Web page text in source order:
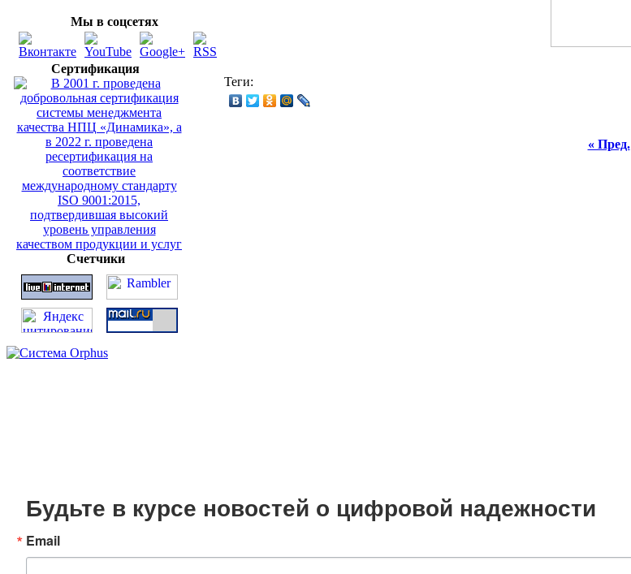
Мы в соцсетях
Сертификация
Счетчики
Теги:
« Пред.
Будьте в курсе новостей о цифровой надежности
Email